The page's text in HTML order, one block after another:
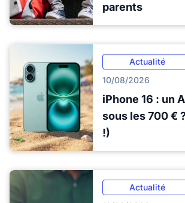
parents
Actualité
10/08/2026
iPhone 16 : un
sous les 700 €
!)
Actualité